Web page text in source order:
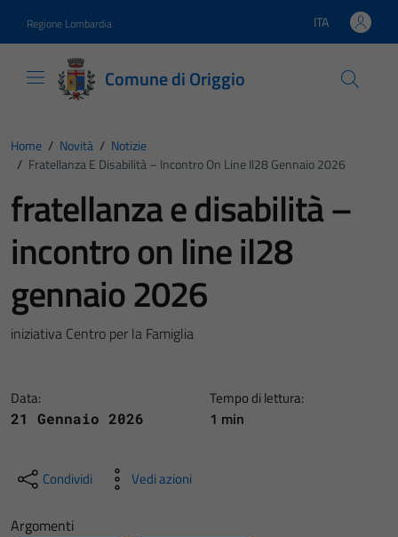
Regione Lombardia Lingua attiva:
ITA
Comune di Origgio
Home / Novità / Notizie
/ Fratellanza E Disabilità – Incontro On Line Il28 Gennaio 2026
fratellanza e disabilità –
incontro on line il28
gennaio 2026
iniziativa Centro per la Famiglia
Data:
21 Gennaio 2026
Tempo di lettura:
1 min
Condividi Vedi azioni
Argomenti